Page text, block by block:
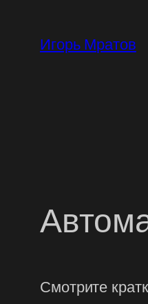
содержимому
Игорь Мратов
Смотрите